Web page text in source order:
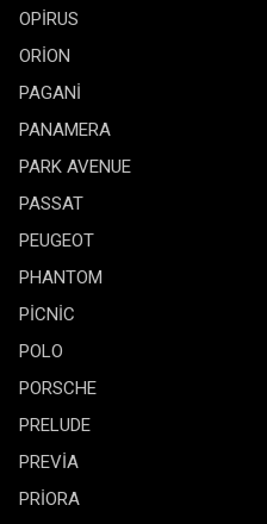
OPİRUS
ORİON
PAGANİ
PANAMERA
PARK AVENUE
PASSAT
PEUGEOT
PHANTOM
PİCNİC
POLO
PORSCHE
PRELUDE
PREVİA
PRİORA